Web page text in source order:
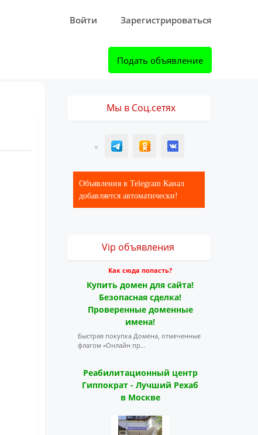
Войти Зарегистрироваться
Подать объявление
Мы в Соц.сетях
T ОК ВК
Объявления в Telegram Канал
добавляется автоматически!
Vip объявления
Как сюда попасть?
Купить домен для сайта!
Безопасная сделка!
Проверенные доменные
имена!
Быстрая покупка Домена, отмеченные
флагом «Онлайн пр...
Реабилитационный центр
Гиппократ - Лучший Рехаб
в Москве